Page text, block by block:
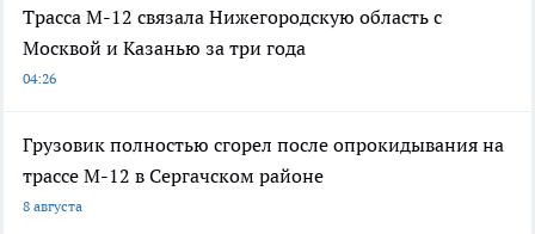
Трасса М-12 связала Нижегородскую область с
Москвой и Казанью за три года
04:26
Грузовик полностью сгорел после опрокидывания на
трассе М-12 в Сергачском районе
8 августа